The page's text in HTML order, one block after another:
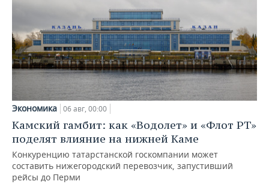
Экономика 06 авг, 00:00
Камский гамбит: как «Водолет» и «Флот РТ»
поделят влияние на нижней Каме
Конкуренцию татарстанской госкомпании может
составить нижегородский перевозчик, запустивший
рейсы до Перми